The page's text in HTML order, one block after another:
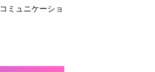
ミュニケーショ